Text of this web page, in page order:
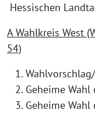
Hessischen
A Wahlkreis West
54)
Geheime
Geheime